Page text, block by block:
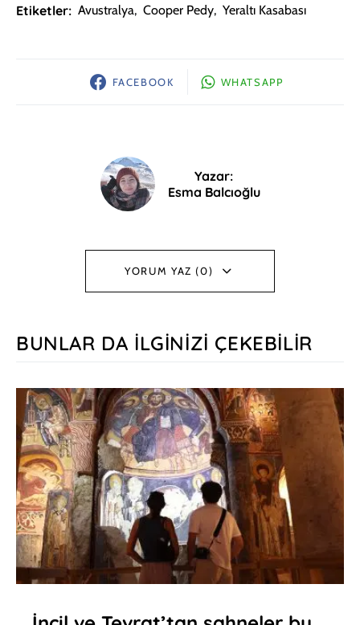
Etiketler: Avustralya, Cooper Pedy, Yeraltı Kasabası
FACEBOOK WHATSAPP
Yazar:
Esma Balcıoğlu
YORUM YAZ (0)
BUNLAR DA İLGINIZI ÇEKEBILIR